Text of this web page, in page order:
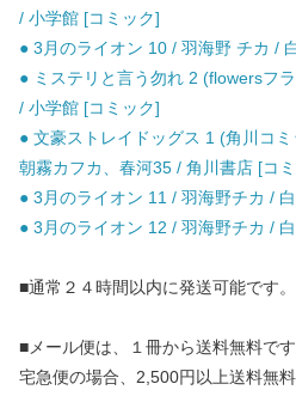
/ 小学館 [コミック]
● 3月のライオン 10 / 羽海野 チカ /
● ミステリと言う勿れ 2 (flowersフ
/ 小学館 [コミック]
● 文豪ストレイドッグス 1 (角川コ
朝霧カフカ、春河35 / 角川書店 [コ
● 3月のライオン 11 / 羽海野チカ /
● 3月のライオン 12 / 羽海野チカ /
■通常２４時間以内に発送可能です。
■メール便は、１冊から送料無料です
宅急便の場合、2,500円以上送料無料